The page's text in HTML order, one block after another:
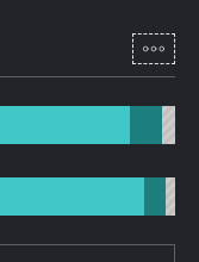
95.7% (
[gl-